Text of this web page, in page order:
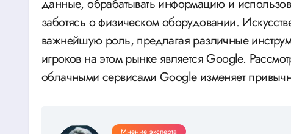
данные, обрабатывать информацию и
заботясь о физическом оборудовании.
важнейшую роль, предлагая различные
игроков на этом рынке является Google.
облачными сервисами Google изменяет
Мнение эксперта